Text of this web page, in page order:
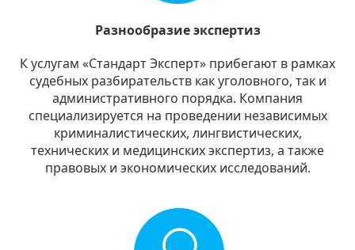
Разнообразие экспертиз
К услугам «Стандарт Эксперт» прибегают в рамках
судебных разбирательств как уголовного, так и
административного порядка. Компания
специализируется на проведении независимых
криминалистических, лингвистических,
технических и медицинских экспертиз, а также
правовых и экономических исследований.